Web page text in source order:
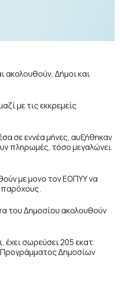
ακολουθούν, Δήμοι και
με τις εκκρεμείς
σε εννέα μήνες, αυξήθηκαν
πληρωμές, τόσο μεγαλώνει
με μονο τον ΕΟΠΥΥ να
του Δημοσίου ακολουθούν
σωρεύσει 205 εκατ.
Δημοσίων